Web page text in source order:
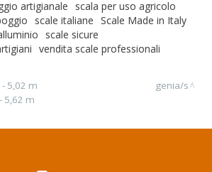
artigianale scala per uso agricolo
scale italiane Scale Made in Italy
scale sicure
vendita scale professionali
5,02 m
5,62 m
genia/s